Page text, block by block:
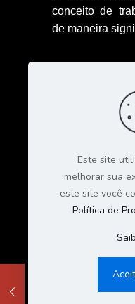
conceito de
de maneira
Este site
melhorar sua
este site você
Política de